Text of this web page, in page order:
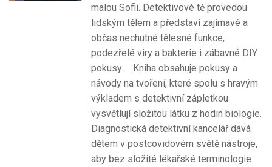
malou Sofii. Detektivové tě provedou
lidským tělem a představí zajímavé a
občas nechutné tělesné funkce,
podezřelé viry a bakterie i zábavné DIY
pokusy. Kniha obsahuje pokusy a
návody na tvoření, které spolu s hravým
výkladem s detektivní zápletkou
vysvětlují složitou látku z hodin biologie.
Diagnostická detektivní kancelář dává
dětem v postcovidovém světě nástroje,
aby bez složité lékařské terminologie